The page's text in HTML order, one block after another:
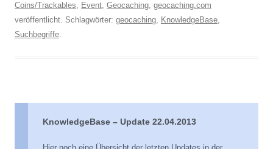
Coins/Trackables, Event, Geocaching, geocaching.com
veröffentlicht. Schlagwörter: geocaching, KnowledgeBase,
Suchbegriffe.
KnowledgeBase – Update 22.04.2013